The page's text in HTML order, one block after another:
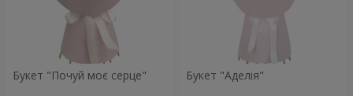
Букет "Почуй моє серце" Букет "Аделія"